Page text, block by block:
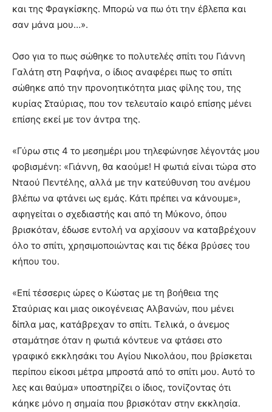
και της Φραγκίσκης. Μπορώ να πω ότι την έβλεπα και
σαν μάνα μου…».
Οσο για το πως σώθηκε το πολυτελές σπίτι του Γιάννη
Γαλάτη στη Ραφήνα, ο ίδιος αναφέρει πως το σπίτι
σώθηκε από την προνοητικότητα μιας φίλης του, της
κυρίας Σταύριας, που τον τελευταίο καιρό επίσης μένει
επίσης εκεί με τον άντρα της.
«Γύρω στις 4 το μεσημέρι μου τηλεφώνησε λέγοντάς μου
φοβισμένη: «Γιάννη, θα καούμε! Η φωτιά είναι τώρα στο
Νταού Πεντέλης, αλλά με την κατεύθυνση του ανέμου
βλέπω να φτάνει ως εμάς. Κάτι πρέπει να κάνουμε»,
αφηγείται ο σχεδιαστής και από τη Μύκονο, όπου
βρισκόταν, έδωσε εντολή να αρχίσουν να καταβρέχουν
όλο το σπίτι, χρησιμοποιώντας και τις δέκα βρύσες του
κήπου του.
«Επί τέσσερις ώρες ο Κώστας με τη βοήθεια της
Σταύριας και μιας οικογένειας Αλβανών, που μένει
δίπλα μας, κατάβρεχαν το σπίτι. Τελικά, ο άνεμος
σταμάτησε όταν η φωτιά κόντευε να φτάσει στο
γραφικό εκκλησάκι του Αγίου Νικολάου, που βρίσκεται
περίπου είκοσι μέτρα μπροστά από το σπίτι μου. Αυτό το
λες και θαύμα» υποστηρίζει ο ίδιος, τονίζοντας ότι
κάηκε μόνο η σημαία που βρισκόταν στην εκκλησία.